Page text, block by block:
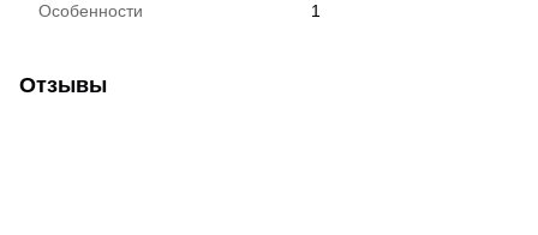
Особенности 1
Отзывы